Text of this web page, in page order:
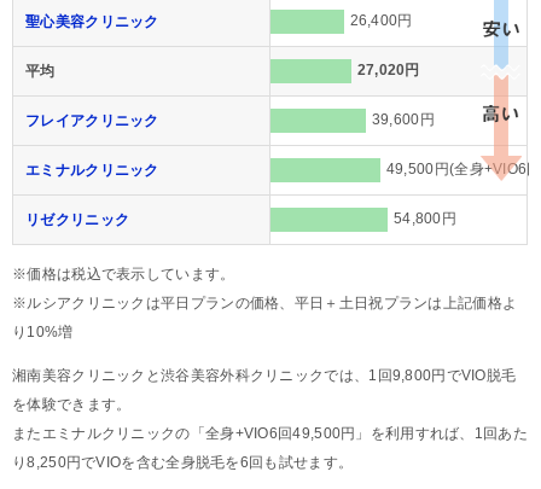
聖心美容クリニック 26,400円
平均 27,020円
フレイアクリニック 39,600円
エミナルクリニック 49,500円(全身+VIO6
リゼクリニック 54,800円
※価格は税込で表示しています。
※ルシアクリニックは平日プランの価格、平日＋土日祝プランは上記価格よ
り10%増
湘南美容クリニックと渋谷美容外科クリニックでは、1回9,800円でVIO脱毛
を体験できます。
またエミナルクリニックの「全身+VIO6回49,500円」を利用すれば、1回あた
り8,250円でVIOを含む全身脱毛を6回も試せます。